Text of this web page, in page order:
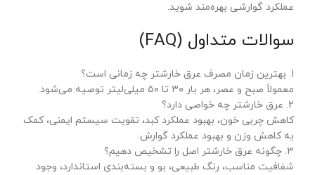
عملکرد گوارشی بهره‌مند شوید.
سوالات متداول (FAQ)
1. بهترین زمان مصرف عرق خارشتر چه زمانی است؟
معمولاً صبح و عصر، هر بار ۳۰ تا ۵۰ میلی‌لیتر توصیه می‌شود.
2. عرق خارشتر چه خواصی دارد؟
کاهش چربی خون، بهبود عملکرد کبد، تقویت سیستم ایمنی، کمک
به کاهش وزن و بهبود عملکرد گوارش.
3. چگونه عرق خارشتر اصل را تشخیص دهیم؟
شفافیت مناسب، رنگ طبیعی، بو و بسته‌بندی استاندارد، وجود